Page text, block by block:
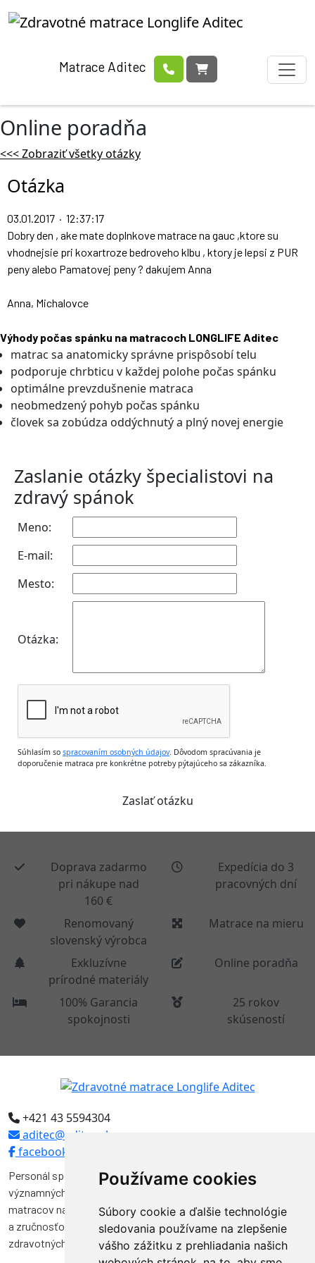
Používame cookies
Súbory cookie a ďalšie technológie
sledovania používame na zlepšenie
vášho zážitku z prehliadania našich
Matrace Aditec
Online poradňa
<<< Zobraziť všetky otázky
Otázka
03.01.2017 · 12:37:17
Dobry den , ake mate doplnkove matrace na gauc ,ktore su
vhodnejsie pri koxartroze bedroveho klbu , ktory je lepsi z PUR
peny alebo Pamatovej peny ? dakujem Anna
Anna, Michalovce
Výhody počas spánku na matracoch LONGLIFE Aditec
matrac sa anatomicky správne prispôsobí telu
podporuje chrbticu v každej polohe počas spánku
optimálne prevzdušnenie matraca
neobmedzený pohyb počas spánku
človek sa zobúdza oddýchnutý a plný novej energie
Zaslanie otázky špecialistovi na
zdravý spánok
Meno:
E-mail:
Mesto:
Otázka:
Súhlasím so spracovaním osobných údajov. Dôvodom spracúvania je
doporučenie matraca pre konkrétne potreby pýtajúceho sa zákazníka.
Doprava zadarmo
pri nákupe nad
160 €
Expedícia do 3
pracovných dní
Renomovaný
slovenský výrobca
Matrace na mieru
Exkluzívne
prírodné materiály
Online poradňa
100% Garancia
spokojnosti
25 rokov
skúseností
+421 43 5594304
aditec@aditec.sk
facebook
Personál spoločnosti Aditec tvoria odborníci, ktorí pôsobili vo
významných funkciách v niekoľkých spoločnostiach na výrobu
matracov na Slovensku. Svojimi vedomosťami, skúsenosťami
a zručnosťou značnou mierou prispeli k vývoju a kvalite výroby
zdravotných matracov na Slovensku.